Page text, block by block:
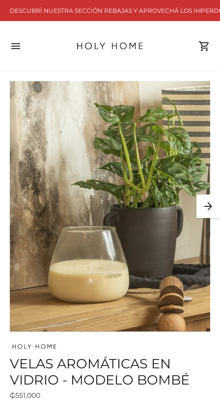
DESCUBRÍ NUESTRA SECCIÓN REBAJAS Y APROVECHÁ LOS
VELAS AROMÁTICAS EN
VIDRIO - MODELO BOMBÉ
₲551,000Regular